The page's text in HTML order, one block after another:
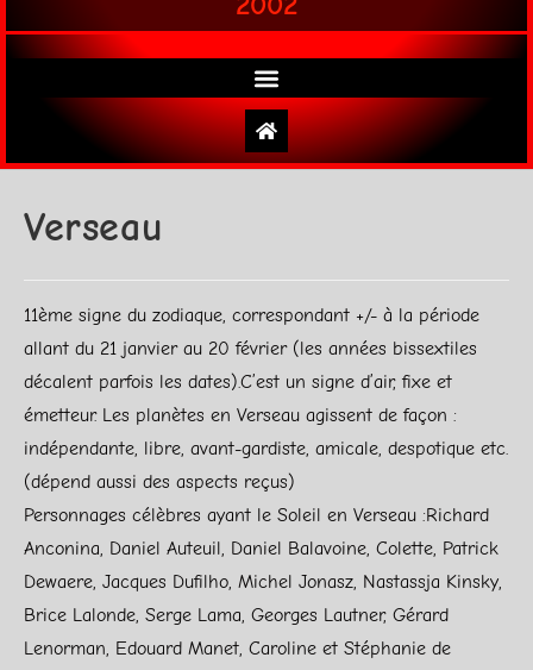
Verseau
11ème signe du zodiaque, correspondant +/- à la période
allant du 21 janvier au 20 février (les années bissextiles
décalent parfois les dates).C’est un signe d’air, fixe et
émetteur. Les planètes en Verseau agissent de façon :
indépendante, libre, avant-gardiste, amicale, despotique etc.
(dépend aussi des aspects reçus)
Personnages célèbres ayant le Soleil en Verseau :Richard
Anconina, Daniel Auteuil, Daniel Balavoine, Colette, Patrick
Dewaere, Jacques Dufilho, Michel Jonasz, Nastassja Kinsky,
Brice Lalonde, Serge Lama, Georges Lautner, Gérard
Lenorman, Edouard Manet, Caroline et Stéphanie de